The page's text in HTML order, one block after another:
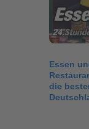
Essen
die